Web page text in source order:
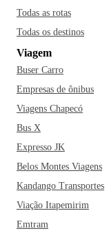
‌também‌ ‌pelo‌
‌espetáculos‌ ‌e‌
anos.
‌áreas‌ ‌verdes‌ ‌de‌
‌cidade‌ ‌é‌
‌cidade‌ ‌mais‌
Além de ser
na mala para
‌sua‌ ‌viagem‌ ‌para‌
‌tempo‌ ‌de‌ ‌visitar‌
‌Pelo menos não
Todas as rotas
Todas os destinos
Viagem
Buser Carro
Empresas de ônibus
Viagens Chapecó
Bus X
Expresso JK
Belos Montes Viagens
Kandango Transportes
Viação Itapemirim
Emtram